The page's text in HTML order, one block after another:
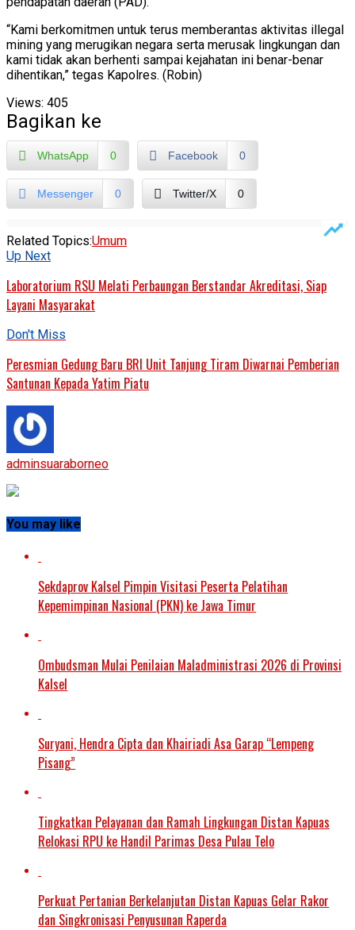
“Kami berkomitmen untuk terus memberantas aktivitas illegal
mining yang merugikan negara serta merusak lingkungan dan
kami tidak akan berhenti sampai kejahatan ini benar-benar
dihentikan,” tegas Kapolres. (Robin)
Views: 405
Bagikan ke
WhatsApp 0 Facebook 0
Messenger 0 Twitter/X 0
Related Topics:Umum
Up Next
Laboratorium RSU Melati Perbaungan Berstandar Akreditasi, Siap
Layani Masyarakat
Don't Miss
Peresmian Gedung Baru BRI Unit Tanjung Tiram Diwarnai Pemberian
Santunan Kepada Yatim Piatu
adminsuaraborneo
You may like
Sekdaprov Kalsel Pimpin Visitasi Peserta Pelatihan
Kepemimpinan Nasional (PKN) ke Jawa Timur
Ombudsman Mulai Penilaian Maladministrasi 2026 di Provinsi
Kalsel
Suryani, Hendra Cipta dan Khairiadi Asa Garap “Lempeng
Pisang”
Tingkatkan Pelayanan dan Ramah Lingkungan Distan Kapuas
Relokasi RPU ke Handil Parimas Desa Pulau Telo
Perkuat Pertanian Berkelanjutan Distan Kapuas Gelar Rakor
dan Singkronisasi Penyusunan Raperda